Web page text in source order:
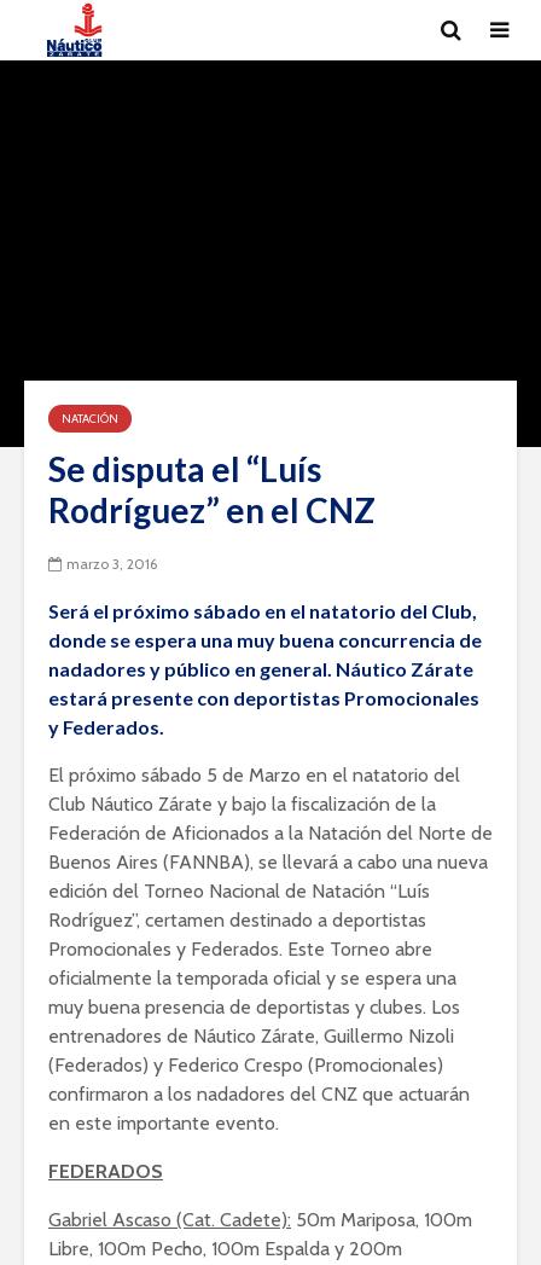
NATACIÓN
Se disputa el “Luís
Rodríguez” en el CNZ
marzo 3, 2016
Será el próximo sábado en el natatorio del Club,
donde se espera una muy buena concurrencia de
nadadores y público en general. Náutico Zárate
estará presente con deportistas Promocionales
y Federados.
El próximo sábado 5 de Marzo en el natatorio del
Club Náutico Zárate y bajo la fiscalización de la
Federación de Aficionados a la Natación del Norte de
Buenos Aires (FANNBA), se llevará a cabo una nueva
edición del Torneo Nacional de Natación “Luís
Rodríguez”, certamen destinado a deportistas
Promocionales y Federados. Este Torneo abre
oficialmente la temporada oficial y se espera una
muy buena presencia de deportistas y clubes. Los
entrenadores de Náutico Zárate, Guillermo Nizoli
(Federados) y Federico Crespo (Promocionales)
confirmaron a los nadadores del CNZ que actuarán
en este importante evento.
FEDERADOS
Gabriel Ascaso (Cat. Cadete): 50m Mariposa, 100m
Libre, 100m Pecho, 100m Espalda y 200m